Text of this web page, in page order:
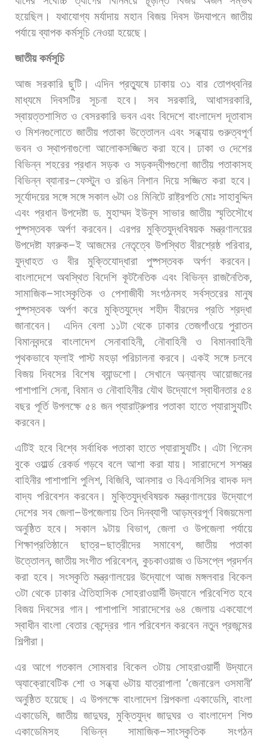
হয়েছিল।
যথাযোগ্য মর্যাদায় মহান বিজয় দিবস উদযাপনে জাতীয়
পর্যায়ে ব্যাপক কর্মসূচি নেওয়া হয়েছে।
জাতীয় কর্মসূচি
আজ সরকারি ছুটি। এদিন প্রত্যুষে ঢাকায় ৩১ বার তোপধ্বনির
মাধ্যমে
দিবসটির সূচনা হবে। সব সরকারি,আধাসরকারি,
স্বায়ত্তশাসিত ও বেসরকারি ভবন এবং বিদেশে বাংলাদেশ দূতাবাস
ও মিশনগুলোতে জাতীয় পতাকা উত্তোলন এবং সন্ধ্যায় গুরুত্বপূর্ণ
ভবন ও স্থাপনাগুলো আলোকসজ্জিত করা হবে। ঢাকা ও দেশের
বিভিন্ন শহরের প্রধান সড়ক ও সড়কদ্বীপগুলো জাতীয় পতাকাসহ
বিভিন্ন ব্যানার–ফেস্টুন ও রঙিন নিশান দিয়ে সজ্জিত করা হবে।
সূর্যোদয়ের সঙ্গে সঙ্গে সকাল ৬টা ৩৪ মিনিটে রাষ্ট্রপতি মোঃ সাহাবুদ্দিন
এবং প্রধান উপদেষ্টা ড. মুহাম্মদ ইউনূস সাভার জাতীয় স্মৃতিসৌধে
পুষ্পস্তবক অর্পণ করবেন। এরপর মুক্তিযুদ্ধবিষয়ক মন্ত্রণালয়ের
উপদেষ্টা ফারুক–ই আজমের নেতৃত্বে উপস্থিত বীরশ্রেষ্ঠ পরিবার,
যুদ্ধাহত ও বীর মুক্তিযোদ্ধারা পুষ্পস্তবক অর্পণ
করবেন।
বাংলাদেশে অবস্থিত বিদেশি কূটনৈতিক এবং বিভিন্ন রাজনৈতিক,
সামাজিক–সাংস্কৃতিক ও পেশাজীবী সংগঠনসহ সর্বস্তরের মানুষ
পুষ্পস্তবক অর্পণ করে মুক্তিযুদ্ধে শহীদ বীরদের প্রতি শ্রদ্ধা
জানাবেন।
এদিন বেলা ১১টা থেকে ঢাকার তেজগাঁওয়ে পুরাতন
বিমানবন্দরে
বাংলাদেশ সেনাবাহিনী, নৌবাহিনী ও
বিমানবাহিনী
পৃথকভাবে ফ্লাই পাস্ট মহড়া পরিচালনা করবে। একই সঙ্গে চলবে
বিজয় দিবসের বিশেষ ব্যান্ডশো। সেখানে অন্যান্য আয়োজনের
পাশাপাশি সেনা, বিমান ও নৌবাহিনীর যৌথ উদ্যোগে স্বাধীনতার ৫৪
বছর পূর্তি উপলক্ষে ৫৪ জন প্যারাট্রুপার পতাকা হাতে প্যারাস্যুটিং
করবেন।
এটিই হবে বিশ্বে সর্বাধিক পতাকা হাতে প্যারাস্যুটিং। এটা গিনেস
বুকে ওয়ার্ল্ড রেকর্ড গড়বে বলে আশা করা যায়। সারাদেশে সশস্ত্র
বাহিনীর পাশাপাশি পুলিশ, বিজিবি, আনসার ও বিএনসিসির বাদক দল
বাদ্য পরিবেশন করবেন। মুক্তিযুদ্ধবিষয়ক মন্ত্রণালয়ের উদ্যোগে
দেশের সব জেলা–উপজেলায় তিন দিনব্যাপী আড়ম্বরপূর্ণ বিজয়মেলা
অনুষ্ঠিত হবে। সকাল ৯টায় বিভাগ, জেলা ও উপজেলা পর্যায়ে
শিক্ষাপ্রতিষ্ঠানে
ছাত্র–ছাত্রীদের সমাবেশ,জাতীয়
পতাকা
উত্তোলন,জাতীয় সংগীত পরিবেশন, কুচকাওয়াজ ও ডিসপ্লে প্রদর্শন
করা হবে। সংস্কৃতি মন্ত্রণালয়ের উদ্যোগে আজ মঙ্গলবার বিকেল
৩টা থেকে ঢাকার ঐতিহাসিক সোহরাওয়ার্দী উদ্যানে পরিবেশিত হবে
বিজয় দিবসের গান। পাশাপাশি সারাদেশের ৬৪ জেলায় একযোগে
স্বাধীন বাংলা বেতার কেন্দ্রের গান পরিবেশন করবেন নতুন প্রজন্মের
শিল্পীরা।
এর আগে গতকাল সোমবার বিকেল ৩টায় সোহরাওয়ার্দী উদ্যানে
অ্যাক্রোবেটিক শো ও সন্ধ্যা ৬টায় যাত্রাপালা ‘জেনারেল ওসমানী’
অনুষ্ঠিত হয়েছে। এ উপলক্ষে বাংলাদেশ শিল্পকলা একাডেমি, বাংলা
একাডেমি, জাতীয় জাদুঘর, মুক্তিযুদ্ধ জাদুঘর ও বাংলাদেশ শিশু
একাডেমিসহ
বিভিন্ন সামাজিক–সাংস্কৃতিক
সংগঠন